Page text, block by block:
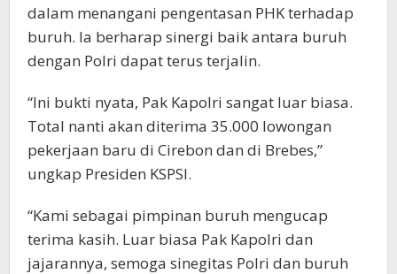
dalam menangani pengentasan PHK terhadap
buruh. Ia berharap sinergi baik antara buruh
dengan Polri dapat terus terjalin.
“Ini bukti nyata, Pak Kapolri sangat luar biasa.
Total nanti akan diterima 35.000 lowongan
pekerjaan baru di Cirebon dan di Brebes,”
ungkap Presiden KSPSI.
“Kami sebagai pimpinan buruh mengucap
terima kasih. Luar biasa Pak Kapolri dan
jajarannya, semoga sinegitas Polri dan buruh